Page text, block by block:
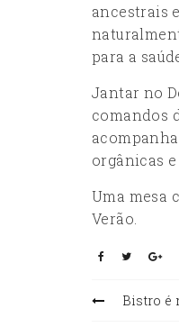
ancestrais
para a
Jantar no
comandos
orgânicas
Uma mesa
Verão.
Bistro é